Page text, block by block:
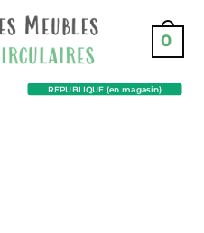
0
REPUBLIQUE (en magasin)